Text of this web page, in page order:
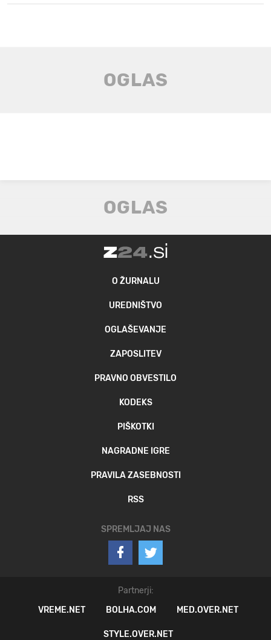
O ŽURNALU
UREDNIŠTVO
OGLAŠEVANJE
ZAPOSLITEV
PRAVNO OBVESTILO
KODEKS
PIŠKOTKI
NAGRADNE IGRE
PRAVILA ZASEBNOSTI
RSS
SPREMLJAJ NAS
Partnerji:
VREME.NET
BOLHA.COM MED.OVER.NET
STYLE.OVER.NET